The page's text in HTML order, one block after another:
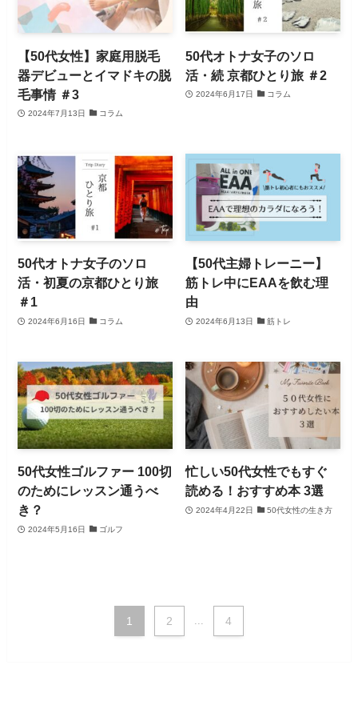
【50代女性】家庭用脱毛
器デビューとイマドキの脱
毛事情 ＃3
2024年7月13日 コラム
50代オトナ女子のソロ
活・続 京都ひとり旅 ＃2
2024年6月17日 コラム
50代オトナ女子のソロ
活・初夏の京都ひとり旅
＃1
2024年6月16日 コラム
【50代主婦トレーニー】
筋トレ中にEAAを飲む理
由
2024年6月13日 筋トレ
50代女性ゴルファー 100切
のためにレッスン通うべ
き？
2024年5月16日 ゴルフ
忙しい50代女性でもすぐ
読める！おすすめ本 3選
2024年4月22日 50代女性の生き方
1 2 4